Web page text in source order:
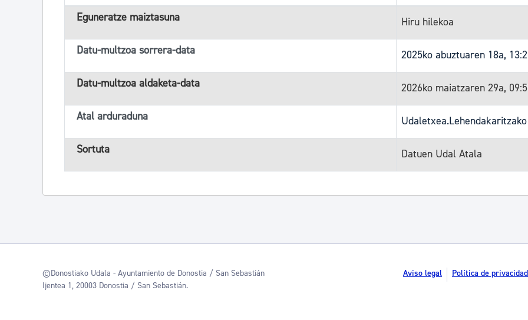
Eguneratze maiztasuna Hiru hilekoa
Datu-multzoa sorrera-data 2025ko abuztuaren 18a,
Datu-multzoa aldaketa-data 2026ko maiatzaren 29a,
Atal arduraduna
Sortuta Datuen Udal Atala
©Donostiako Udala - Ayuntamiento de Donostia / San Sebastián
Ijentea 1, 20003 Donostia / San Sebastián.
Aviso legal Política de privacidad